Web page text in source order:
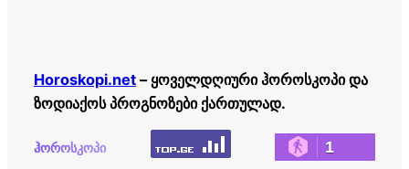
Horoskopi.net– ყოველდღიური ჰოროსკოპი და
ზოდიაქოს პროგნოზები ქართულად.
ჰოროსკოპი 1